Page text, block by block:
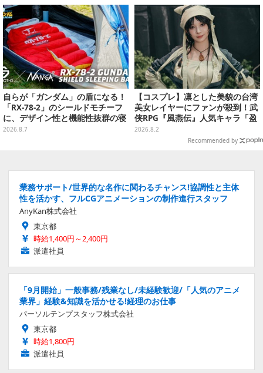
自らが「ガンダム」の盾になる！
「RX-78-2」のシールドモチーフ
に、デザイン性と機能性抜群の寝
袋がプレバンで2次予約
2026.8.7
【コスプレ】凛とした美貌の台湾
美女レイヤーにファンが殺到！武
侠RPG『風燕伝』人気キャラ「盈
盈」を完璧に再現して会場を沸か
せる【写真19枚】
2026.8.2
Recommended by
業務サポート/世界的な名作に関わるチャンス!協調性と主体
性を活かす、フルCGアニメーションの制作進行スタッフ
AnyKan株式会社
東京都
時給1,400円～2,400円
派遣社員
「9月開始」一般事務/残業なし/未経験歓迎/「人気のアニメ
業界」経験&知識を活かせる!経理のお仕事
パーソルテンプスタッフ株式会社
東京都
時給1,800円
派遣社員